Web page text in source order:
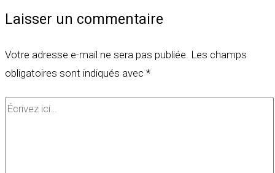
Laisser un commentaire
Votre adresse e-mail ne sera pas publiée. Les champs
obligatoires sont indiqués avec *
Écrivez